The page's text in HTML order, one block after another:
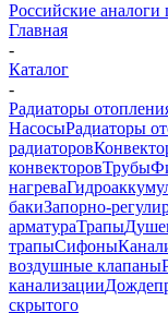
Российские
Главная
-
Каталог
-
Радиаторы
НасосыРадиаторы
радиаторов
конвекторовТрубы
нагрева
бакиЗапорно-
арматураТрапы
трапыСифоны
воздушные клапаны
канализации
скрытого